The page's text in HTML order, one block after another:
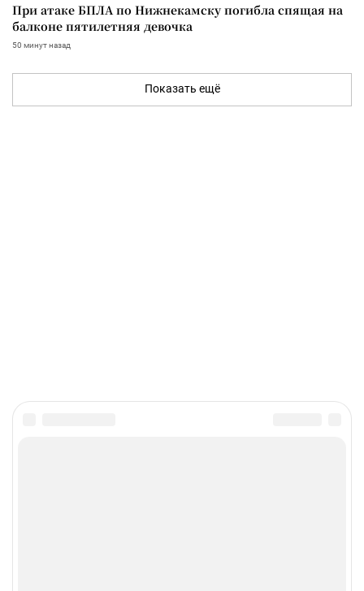
При атаке БПЛА по Нижнекамску погибла спящая на
балконе пятилетняя девочка
50 минут назад
Показать ещё